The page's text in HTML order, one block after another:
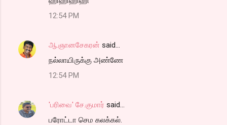
12:54 PM
ஆ.ஞானசேகரன் said…
நல்லாயிருக்கு அண்ணே
12:54 PM
'பரிவை' சே.குமார் said…
பரோட்டா செம கலக்கல்.